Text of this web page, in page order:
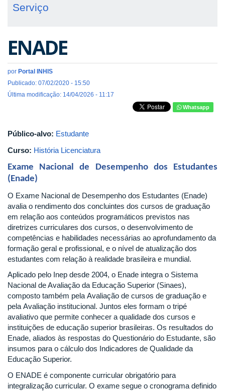
Serviço
ENADE
por Portal INHIS
Publicado: 07/02/2020 - 15:50
Última modificação: 14/04/2026 - 11:17
Whatsapp
Público-alvo: Estudante
Curso: História Licenciatura
Exame Nacional de Desempenho dos Estudantes
(Enade)
O Exame Nacional de Desempenho dos Estudantes (Enade)
avalia o rendimento dos concluintes dos cursos de graduação
em relação aos conteúdos programáticos previstos nas
diretrizes curriculares dos cursos, o desenvolvimento de
competências e habilidades necessárias ao aprofundamento da
formação geral e profissional, e o nível de atualização dos
estudantes com relação à realidade brasileira e mundial.
Aplicado pelo Inep desde 2004, o Enade integra o Sistema
Nacional de Avaliação da Educação Superior (Sinaes),
composto também pela Avaliação de cursos de graduação e
pela Avaliação institucional. Juntos eles formam o tripé
avaliativo que permite conhecer a qualidade dos cursos e
instituições de educação superior brasileiras. Os resultados do
Enade, aliados às respostas do Questionário do Estudante, são
insumos para o cálculo dos Indicadores de Qualidade da
Educação Superior.
O ENADE é componente curricular obrigatório para
integralização curricular. O exame segue o cronograma definido